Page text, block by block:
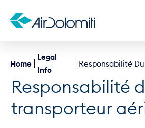
Home
Legal
Info
Responsabilité
transporteur